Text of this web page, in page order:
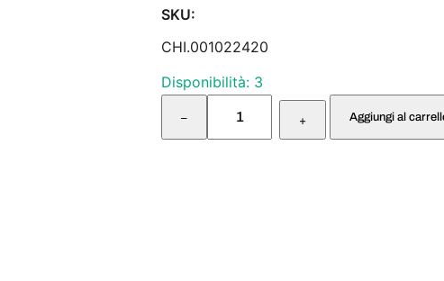
SKU:
CHI.001022420
Disponibilità: 3
–
B
C
+ Aggiungi al